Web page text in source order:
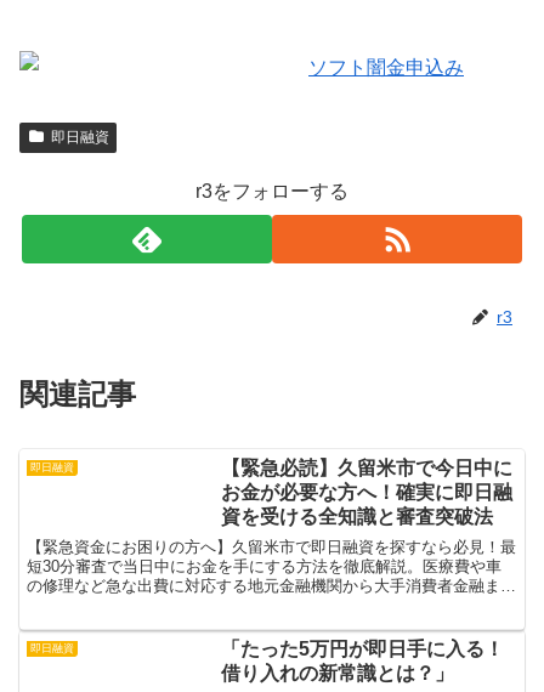
即日融資
r3をフォローする
r3
関連記事
即日融資
【緊急必読】久留米市で今日中に
お金が必要な方へ！確実に即日融
資を受ける全知識と審査突破法
【緊急資金にお困りの方へ】久留米市で即日融資を探すなら必見！最
短30分審査で当日中にお金を手にする方法を徹底解説。医療費や車
の修理など急な出費に対応する地元金融機関から大手消費者金融ま
即日融資
「たった5万円が即日手に入る！
借り入れの新常識とは？」